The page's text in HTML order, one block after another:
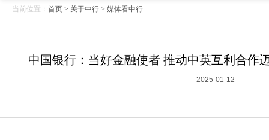
当前位置： 首页 > 关于中行 > 媒体看中行
中国银行：当好金融使者 推动中英互利合作
2025-01-12